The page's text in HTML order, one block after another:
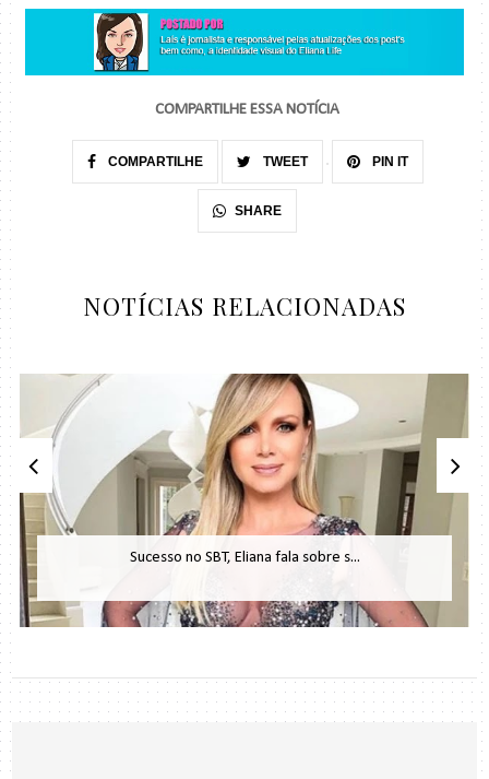
COMPARTILHE ESSA NOTÍCIA
COMPARTILHE TWEET PIN IT
SHARE
NOTÍCIAS RELACIONADAS
Sucesso no SBT, Eliana fala sobre s...